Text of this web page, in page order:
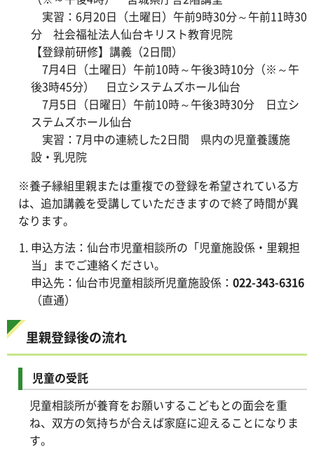
実習：6月20日（土曜日）午前9時30分～午前11時30
分 社会福祉法人仙台キリスト教育児院
【登録前研修】講義（2日間）
7月4日（土曜日）午前10時～午後3時10分（※～午
後3時45分） 日立システムズホール仙台
7月5日（日曜日）午前10時～午後3時30分 日立シ
ステムズホール仙台
実習：7月中の連続した2日間 県内の児童養護施
設・乳児院
※養子縁組里親または重複での登録を希望されている方
は、追加講義を受講していただきますので終了時間が異
なります。
申込方法：仙台市児童相談所の「児童施設係・里親担
当」までご連絡ください。
申込先：仙台市児童相談所児童施設係： 022-343-6316
（直通）
里親登録後の流れ
児童の受託
児童相談所が養育をお願いするこどもとの面会を重
ね、双方の気持ちが合えば家庭に迎えることになりま
す。